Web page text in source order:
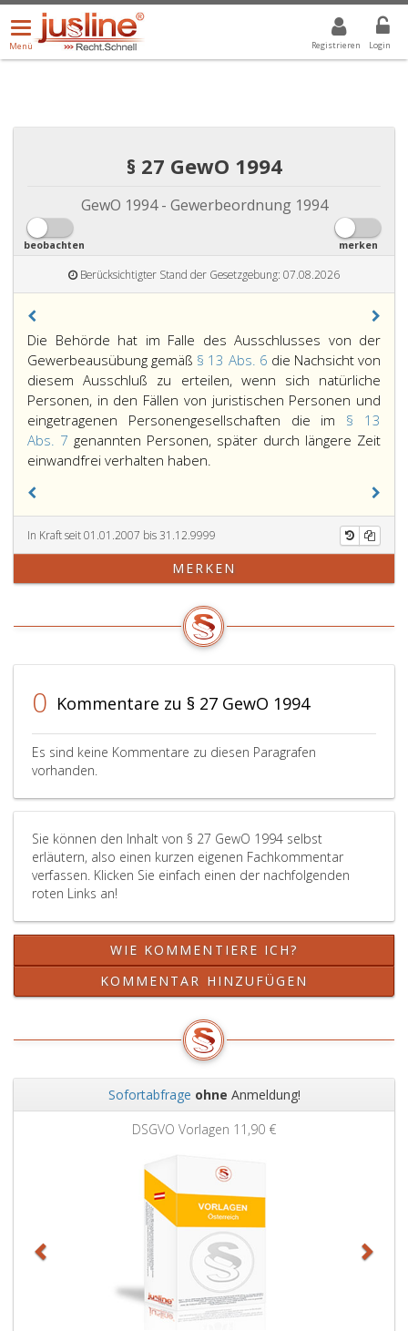
Registrieren Login
Menü
öffnen/schließen
Menü
ALLE DROPDOWN: GEWÄHLTER WERT IST ALLE
§ 27 GewO 1994
GewO 1994 - Gewerbeordnung 1994
beobachten merken
Berücksichtigter Stand der Gesetzgebung: 07.08.2026
Paragraph
27,
Die Behörde hat im Falle des Ausschlusses von der
Gewerbeausübung gemäß § 13 Abs. 6 die Nachsicht von
diesem Ausschluß zu erteilen, wenn sich natürliche
Personen, in den Fällen von juristischen Personen und
eingetragenen Personengesellschaften die im § 13
Abs. 7 genannten Personen, später durch längere Zeit
einwandfrei verhalten haben.
im
Falle
des
Ausschlusses
der
Gewerbeausübung
gemäß
13,
6,
die
von
Ausschluß
zu
erteilen,
sich
natürliche
Personen,
in
den
Fällen
von
juristischen
Personen
und
eingetragenen
Personengesellschaften
im
Paragraph
13,
Absatz
7,
genannten
Personen,
später
In Kraft seit 01.01.2007 bis 31.12.9999
MERKEN
0 Kommentare zu § 27 GewO 1994
Es sind keine Kommentare zu diesen Paragrafen
vorhanden.
Sie können den Inhalt von § 27 GewO 1994 selbst
erläutern, also einen kurzen eigenen Fachkommentar
verfassen. Klicken Sie einfach einen der nachfolgenden
roten Links an!
WIE KOMMENTIERE ICH?
KOMMENTAR HINZUFÜGEN
Sofortabfrage ohne Anmeldung!
DSGVO Vorlagen 11,90 €